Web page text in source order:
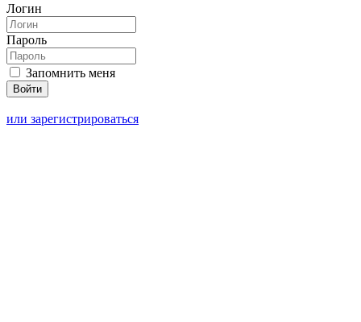
Логин
Пароль
Запомнить меня
или зарегистрироваться